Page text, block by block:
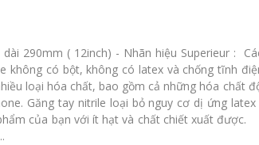
290mm ( 12inch) - Nhãn hiệu Superieur :
không có bột, không có latex và chống tĩnh
loại hóa chất, bao gồm cả những hóa chất
Găng tay nitrile loại bỏ nguy cơ dị ứng latex
của bạn với ít hạt và chất chiết xuất